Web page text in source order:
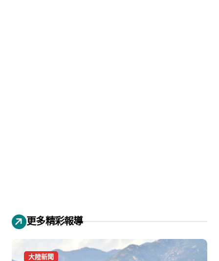
更多精彩報導
大陸新聞